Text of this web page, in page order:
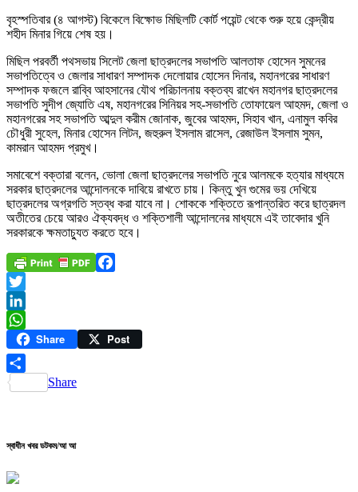
বৃহস্পতিবার (৪ আগস্ট) বিকেলে বিক্ষোভ মিছিলটি কোর্ট পয়েন্ট থেকে শুরু হয়ে কেন্দ্রীয়
শহীদ মিনার গিয়ে শেষ হয়।
মিছিল পরবর্তী পথসভায় সিলেট জেলা ছাত্রদলের সভাপতি আলতাফ হোসেন সুমনের
সভাপতিত্বে ও জেলার সাধারণ সম্পাদক দেলোয়ার হোসেন দিনার, মহানগরের সাধারণ
সম্পাদক ফজলে রাব্বি আহসানের যৌথ পরিচালনায় বক্তব্য রাখেন মহানগর ছাত্রদলের
সভাপতি সুদীপ জ্যোতি এষ, মহানগরের সিনিয়র সহ-সভাপতি তোফায়েল আহমদ, জেলা ও
মহানগরের সহ সভাপতি আব্দুল করীম জোনাক, জুবের আহমদ, সিহাব খান, এনামুল কবির
চৌধুরী সুহেল, মিনার হোসেন লিটন, জহুরুল ইসলাম রাসেল, রেজাউল ইসলাম সুমন,
কামরান আহমদ প্রমুখ।
সমাবেশে বক্তারা বলেন, ভোলা জেলা ছাত্রদলের সভাপতি নুরে আলমকে হত্যার মাধ্যমে
সরকার ছাত্রদলের আন্দোলনকে দাবিয়ে রাখতে চায়। কিন্তু খুন গুমের ভয় দেখিয়ে
ছাত্রদলের অগ্রগতি স্তব্ধ করা যাবে না। শোককে শক্তিতে রূপান্তরিত করে ছাত্রদল
অতীতের চেয়ে আরও ঐক্যবদ্ধ ও শক্তিশালী আন্দোলনের মাধ্যমে এই তাবেদার খুনি
সরকারকে ক্ষমতাচ্যুত করতে হবে।
Facebook
Twitter
LinkedIn
WhatsApp
Share Post
Share
স্বাধীন খবর ডটকম/আ আ